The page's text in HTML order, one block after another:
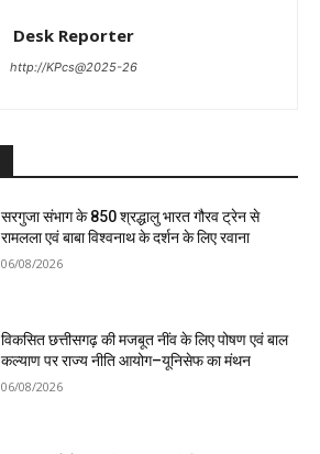
Desk Reporter
http://KPcs@2025-26
सरगुजा संभाग के 850 श्रद्धालु भारत गौरव ट्रेन से
रामलला एवं बाबा विश्वनाथ के दर्शन के लिए रवाना
06/08/2026
विकसित छत्तीसगढ़ की मजबूत नींव के लिए पोषण एवं बाल
कल्याण पर राज्य नीति आयोग–यूनिसेफ का मंथन
06/08/2026